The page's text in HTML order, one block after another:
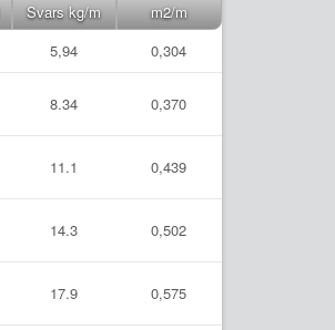
Svars kg/m
m2/m
5,94 0,304
8.34 0,370
11.1 0,439
14.3 0,502
17.9 0,575